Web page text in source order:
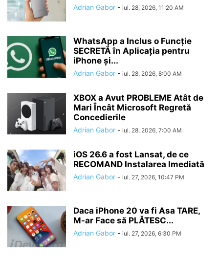
Adrian Gabor - iul. 28, 2026, 11:20 AM
WhatsApp a Inclus o Funcție
SECRETĂ în Aplicația pentru
iPhone și...
Adrian Gabor - iul. 28, 2026, 8:00 AM
XBOX a Avut PROBLEME Atât de
Mari Încât Microsoft Regretă
Concedierile
Adrian Gabor - iul. 28, 2026, 7:00 AM
iOS 26.6 a fost Lansat, de ce
RECOMAND Instalarea Imediată
Adrian Gabor - iul. 27, 2026, 10:47 PM
Daca iPhone 20 va fi Asa TARE,
M-ar Face să PLĂTESC...
Adrian Gabor - iul. 27, 2026, 6:30 PM